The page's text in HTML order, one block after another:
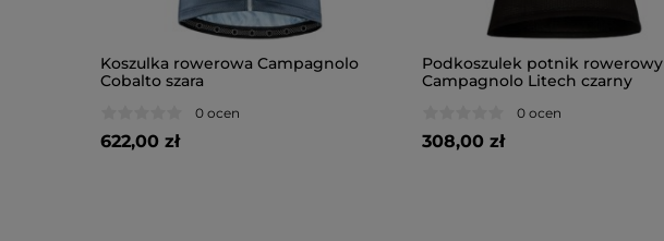
Koszulka rowerowa Campagnolo
Cobalto szara
0 ocen
622,00 zł
Podkoszulek potnik rowerowy
Campagnolo Litech czarny
0 ocen
308,00 zł